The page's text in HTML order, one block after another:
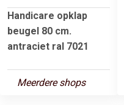
Handicare opklap
beugel 80 cm.
antraciet ral 7021
Meerdere shops